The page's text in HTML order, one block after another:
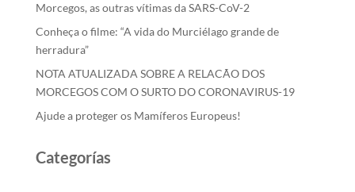
Morcegos, as outras vítimas da SARS-CoV-2
Conheça o filme: “A vida do Murciélago grande de
herradura”
NOTA ATUALIZADA SOBRE A RELACÃO DOS
MORCEGOS COM O SURTO DO CORONAVIRUS-19
Ajude a proteger os Mamíferos Europeus!
Categorías